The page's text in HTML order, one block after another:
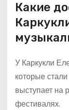
Какие
У Каркукли
которые
выступает на
фестивалях.